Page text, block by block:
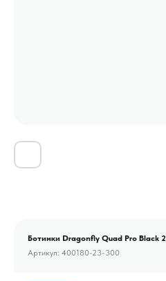
Ботинки Dragonfly Quad Pro Black
Артикул: 400180-23-300